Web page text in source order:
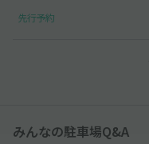
先行予約
みんなの駐車場Q&A